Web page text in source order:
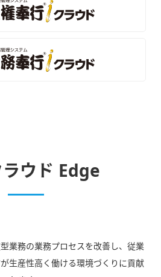
ウド Edge
業務の業務プロセスを改善し、従業
生産性高く働ける環境づくりに貢献